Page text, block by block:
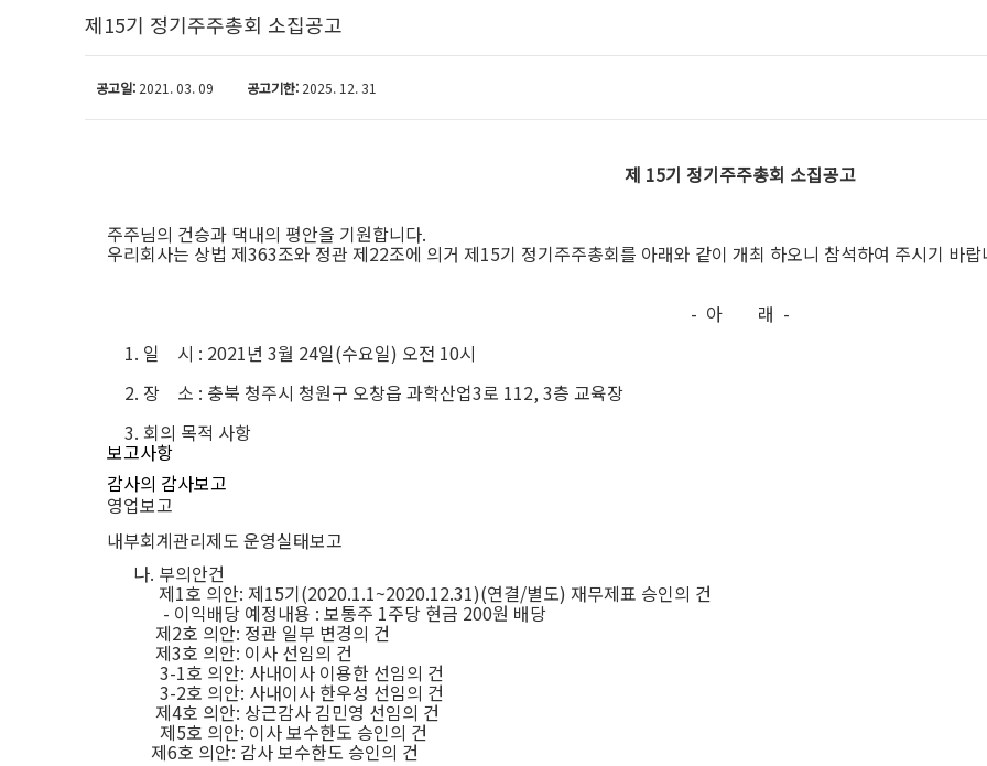
제15기 정기주주총회 소집공고
공고일: 2021. 03. 09 공고기한: 2025. 12. 31
제 15기 정기주주총회 소집공고
주주님의 건승과 댁내의 평안을 기원합니다.
우리회사는 상법 제363조와 정관 제22조에 의거 제15기 정기주주총회를 아래와 같이 개최 하오니 참석하여 주시기 바랍
- 아 래 -
1. 일 시 : 2021년 3월 24일(수요일) 오전 10시
2. 장 소 : 충북 청주시 청원구 오창읍 과학산업3로 112, 3층 교육장
3. 회의 목적 사항
보고사항
감사의 감사보고
영업보고
내부회계관리제도 운영실태보고
나. 부의안건
제1호 의안:제15기(2020.1.1~2020.12.31)(연결/별도)재무제표 승인의 건
- 이익배당 예정내용 :보통주 1주당 현금 200원 배당
제2호 의안: 정관 일부 변경의 건
제3호 의안: 이사 선임의 건
3-1호 의안: 사내이사 이용한 선임의 건
3-2호 의안: 사내이사 한우성 선임의 건
제4호 의안: 상근감사 김민영 선임의 건
제5호 의안: 이사 보수한도 승인의 건
제6호 의안: 감사 보수한도 승인의 건